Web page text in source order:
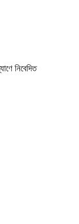
নিবেদিত